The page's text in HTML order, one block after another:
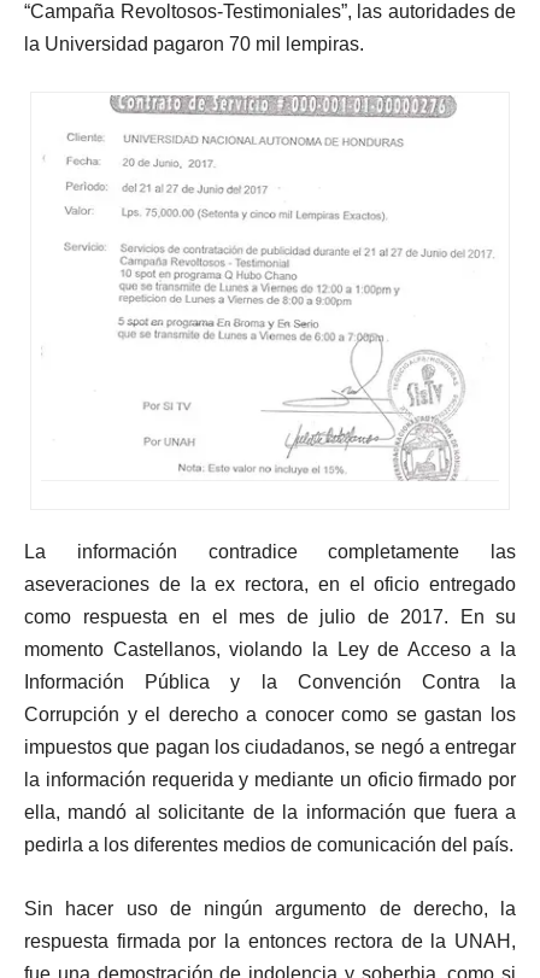
“Campaña Revoltosos-Testimoniales”, las autoridades de
la Universidad pagaron 70 mil lempiras.
La información contradice completamente las
aseveraciones de la ex rectora, en el oficio entregado
como respuesta en el mes de julio de 2017. En su
momento Castellanos, violando la Ley de Acceso a la
Información Pública y la Convención Contra la
Corrupción y el derecho a conocer como se gastan los
impuestos que pagan los ciudadanos, se negó a entregar
la información requerida y mediante un oficio firmado por
ella, mandó al solicitante de la información que fuera a
pedirla a los diferentes medios de comunicación del país.
Sin hacer uso de ningún argumento de derecho, la
respuesta firmada por la entonces rectora de la UNAH,
fue una demostración de indolencia y soberbia, como si